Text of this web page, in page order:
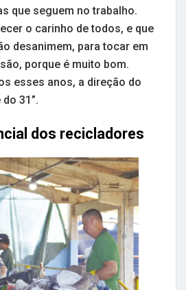
que seguem no trabalho.
o carinho de todos, e que
desanimem, para tocar em
porque é muito bom.
esses anos, a direção do
31”.
dos recicladores